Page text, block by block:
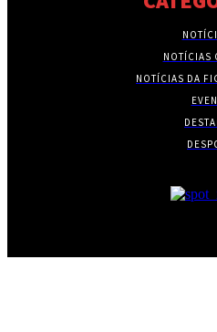
NOTÍCIAS
NOTÍCIAS DA